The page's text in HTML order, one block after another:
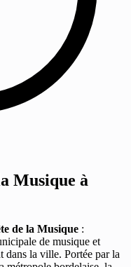
Musique à
de la Musique :
de musique et
dans la ville. Portée par la